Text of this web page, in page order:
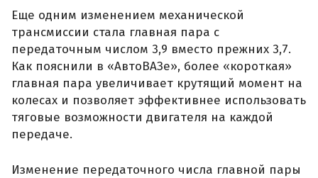
Еще одним изменением механической
трансмиссии стала главная пара с
передаточным числом 3,9 вместо прежних 3,7.
Как пояснили в «АвтоВАЗе», более «короткая»
главная пара увеличивает крутящий момент на
колесах и позволяет эффективнее использовать
тяговые возможности двигателя на каждой
передаче.
Изменение передаточного числа главной пары